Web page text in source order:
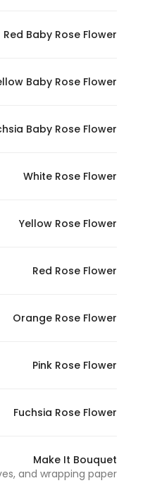
Red Baby Rose Flower
Baby Rose Flower
Baby Rose Flower
White Rose Flower
Yellow Rose Flower
Red Rose Flower
Orange Rose Flower
Pink Rose Flower
Fuchsia Rose Flower
Make It Bouquet
your
you visit our
personalized